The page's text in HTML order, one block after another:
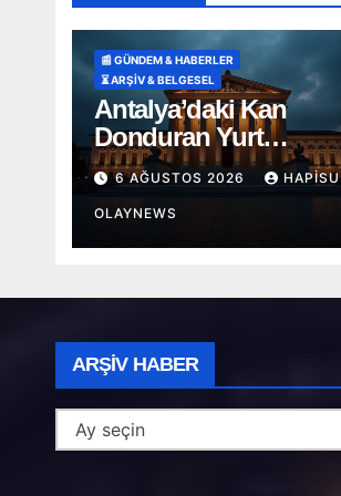
📰 GÜNDEM & HABERLER
⏳ ARŞİV & BELGESEL
Antalya’daki Kan
Donduran Yurt
Vahşetinde Karar
6 AĞUSTOS 2026 HAPISU
OLAYNEWS
ARŞIV HABER
Haber